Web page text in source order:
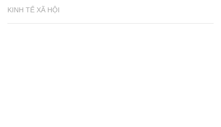
KINH TẾ XÃ HỘI